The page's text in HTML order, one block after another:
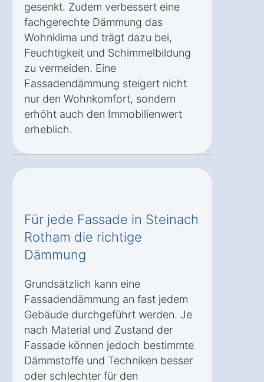
gesenkt. Zudem verbessert eine
fachgerechte Dämmung das
Wohnklima und trägt dazu bei,
Feuchtigkeit und Schimmelbildung
zu vermeiden. Eine
Fassadendämmung steigert nicht
nur den Wohnkomfort, sondern
erhöht auch den Immobilienwert
erheblich.
Für jede Fassade in Steinach
Rotham die richtige
Dämmung
Grundsätzlich kann eine
Fassadendämmung an fast jedem
Gebäude durchgeführt werden. Je
nach Material und Zustand der
Fassade können jedoch bestimmte
Dämmstoffe und Techniken besser
oder schlechter für den